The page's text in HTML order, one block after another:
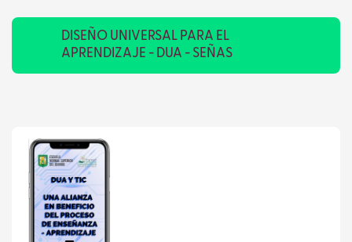
DISEÑO UNIVERSAL PARA EL
APRENDIZAJE - DUA - SEÑAS